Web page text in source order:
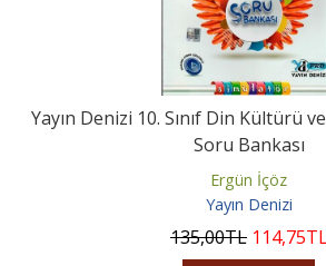
Yayın Denizi 10. Sınıf Din Kültürü
Soru Bankası
Ergün İçöz
Yayın Denizi
135,00TL 114,75